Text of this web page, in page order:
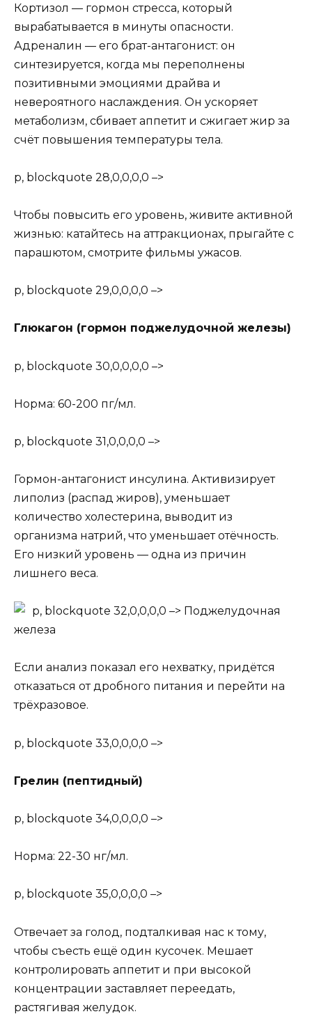
Кортизол — гормон стресса, который
вырабатывается в минуты опасности.
Адреналин — его брат-антагонист: он
синтезируется, когда мы переполнены
позитивными эмоциями драйва и
невероятного наслаждения. Он ускоряет
метаболизм, сбивает аппетит и сжигает жир за
счёт повышения температуры тела.
p, blockquote 28,0,0,0,0 –>
Чтобы повысить его уровень, живите активной
жизнью: катайтесь на аттракционах, прыгайте с
парашютом, смотрите фильмы ужасов.
p, blockquote 29,0,0,0,0 –>
Глюкагон (гормон поджелудочной железы)
p, blockquote 30,0,0,0,0 –>
Норма: 60-200 пг/мл.
p, blockquote 31,0,0,0,0 –>
Гормон-антагонист инсулина. Активизирует
липолиз (распад жиров), уменьшает
количество холестерина, выводит из
организма натрий, что уменьшает отёчность.
Его низкий уровень — одна из причин
лишнего веса.
p, blockquote 32,0,0,0,0 –> Поджелудочная
железа
Если анализ показал его нехватку, придётся
отказаться от дробного питания и перейти на
трёхразовое.
p, blockquote 33,0,0,0,0 –>
Грелин (пептидный)
p, blockquote 34,0,0,0,0 –>
Норма: 22-30 нг/мл.
p, blockquote 35,0,0,0,0 –>
Отвечает за голод, подталкивая нас к тому,
чтобы съесть ещё один кусочек. Мешает
контролировать аппетит и при высокой
концентрации заставляет переедать,
растягивая желудок.